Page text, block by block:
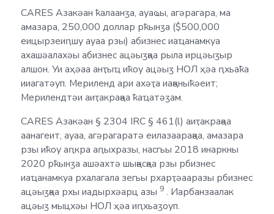
CARES Азакәан ҟалаанӡа, ауаҩы, агәрагара, ма
амазара, 250,000 доллар рҟынӡа ($500,000
еицырзеиԥшу ауаа рзы) абизнес иаҵанамкуа
ахашәалахәы абизнес ацәыӡқәа рыла ирцәыӡыр
алшон. Уи аҳәаа анҭыҵ иҟоу ацәыӡ НОЛ ҳәа ԥхьаҟа
ииагатәуп. Мериленд ари ахәҭа иақәныҟәеит;
Мерилендтәи аиҭакрақәа ҟаҵатәӡам.
CARES Азакәан § 2304 IRC § 461(l) аиҭакрақәа
аанагеит, ауаа, агәрагаратә еилазаарақәа, амазара
рзы иҟоу аԥкра аԥыхразы, насгьы 2018 инаркны
2020 рҟынӡа ашәахтә шықәсқәа рзы рбизнес
иаҵанамкуа рхалагала зегьы рхарҭәааразы рбизнес
ацәыӡқәа рхы иадырхәарц азы 9. Иарбанзаалак
ацәыӡ мыцхәы НОЛ ҳәа иԥхьаӡоуп.